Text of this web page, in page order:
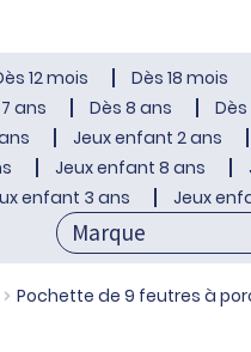
12 mois Dès 18 mois
ans Dès 8 ans
Jeux enfant 2 ans
Jeux enfant 8 ans
enfant 3 ans Jeux
Pochette de 9 feutres à